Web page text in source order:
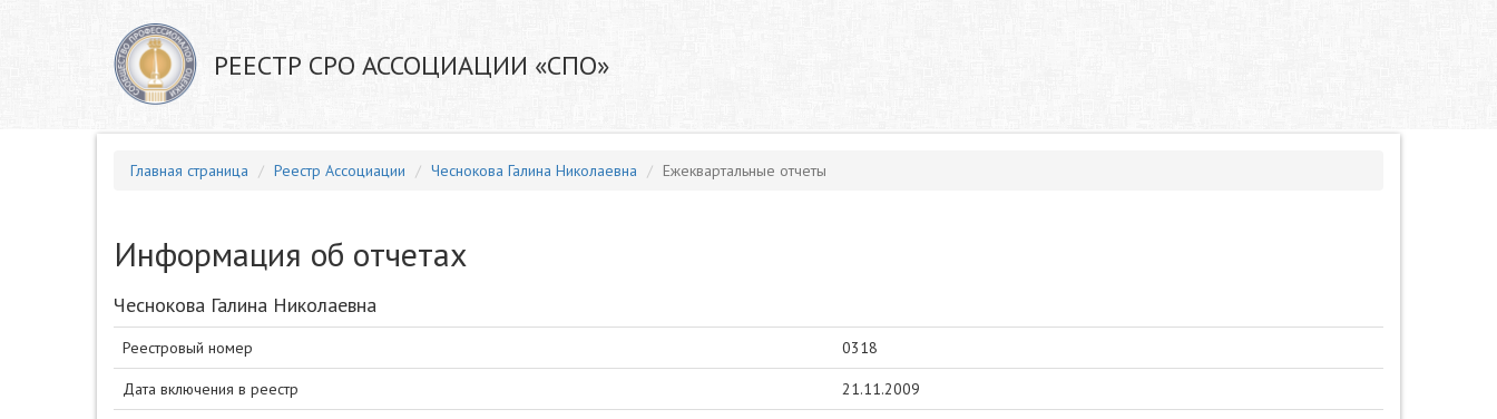
РЕЕСТР СРО АССОЦИАЦИИ «СПО»
Главная страница Реестр Ассоциации Чеснокова Галина Николаевна Ежеквартальные отчеты
Информация об отчетах
Чеснокова Галина Николаевна
Реестровый номер 0318
Дата включения в реестр 21.11.2009